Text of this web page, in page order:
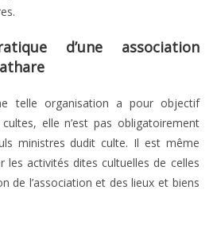
d’une association
telle organisation a pour objectif
elle n’est pas obligatoirement
ministres dudit culte. Il est même
les activités dites cultuelles de celles
de l’association et des lieux et biens